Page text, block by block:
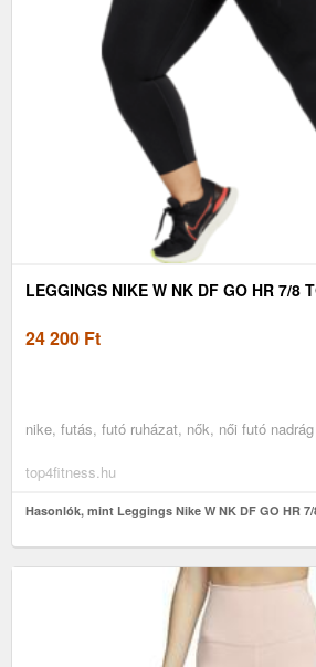
LEGGINGS NIKE W NK DF GO HR 7/8
24 200 Ft
nike, futás, futó ruházat, nők, női futó nadrág
top4fitness.hu
Hasonlók, mint Leggings Nike W NK DF GO HR 7/